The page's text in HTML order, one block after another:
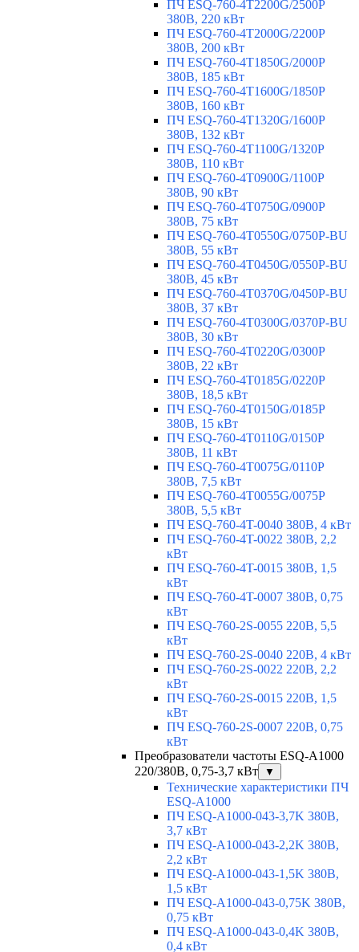
ПЧ ESQ-760-4T2200G/2500P
380В, 220 кВт
ПЧ ESQ-760-4T2000G/2200P
380В, 200 кВт
ПЧ ESQ-760-4T1850G/2000P
380В, 185 кВт
ПЧ ESQ-760-4T1600G/1850P
380В, 160 кВт
ПЧ ESQ-760-4T1320G/1600P
380В, 132 кВт
ПЧ ESQ-760-4T1100G/1320P
380В, 110 кВт
ПЧ ESQ-760-4T0900G/1100P
380В, 90 кВт
ПЧ ESQ-760-4T0750G/0900P
380В, 75 кВт
ПЧ ESQ-760-4T0550G/0750P-BU
380В, 55 кВт
ПЧ ESQ-760-4T0450G/0550P-BU
380В, 45 кВт
ПЧ ESQ-760-4T0370G/0450P-BU
380В, 37 кВт
ПЧ ESQ-760-4T0300G/0370P-BU
380В, 30 кВт
ПЧ ESQ-760-4T0220G/0300P
380В, 22 кВт
ПЧ ESQ-760-4T0185G/0220P
380В, 18,5 кВт
ПЧ ESQ-760-4T0150G/0185P
380В, 15 кВт
ПЧ ESQ-760-4T0110G/0150P
380В, 11 кВт
ПЧ ESQ-760-4T0075G/0110P
380В, 7,5 кВт
ПЧ ESQ-760-4T0055G/0075P
380В, 5,5 кВт
ПЧ ESQ-760-4T-0040 380В, 4 кВт
ПЧ ESQ-760-4T-0022 380В, 2,2
кВт
ПЧ ESQ-760-4T-0015 380В, 1,5
кВт
ПЧ ESQ-760-4T-0007 380В, 0,75
кВт
ПЧ ESQ-760-2S-0055 220В, 5,5
кВт
ПЧ ESQ-760-2S-0040 220В, 4 кВт
ПЧ ESQ-760-2S-0022 220В, 2,2
кВт
ПЧ ESQ-760-2S-0015 220В, 1,5
кВт
ПЧ ESQ-760-2S-0007 220В, 0,75
кВт
Преобразователи частоты ESQ-A1000
220/380В, 0,75-3,7 кВт
▼
Технические характеристики ПЧ
ESQ-A1000
ПЧ ESQ-A1000-043-3,7K 380В,
3,7 кВт
ПЧ ESQ-A1000-043-2,2K 380В,
2,2 кВт
ПЧ ESQ-A1000-043-1,5K 380В,
1,5 кВт
ПЧ ESQ-A1000-043-0,75K 380В,
0,75 кВт
ПЧ ESQ-A1000-043-0,4K 380В,
0,4 кВт